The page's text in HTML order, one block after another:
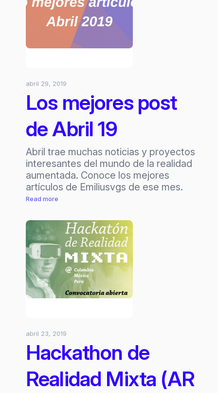
“Humboldt
y
Américas”
abril 29, 2019
Los mejores post
de Abril 19
Abril trae muchas noticias y proyectos
interesantes del mundo de la realidad
aumentada. Conoce los mejores
artículos de Emiliusvgs de ese mes.
Read more
mejores
post
de
Abril
abril 23, 2019
Hackathon de
Realidad Mixta (AR